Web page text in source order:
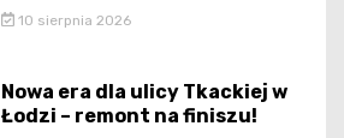
10 sierpnia 2026
Nowa era dla ulicy Tkackiej w
Łodzi – remont na finiszu!